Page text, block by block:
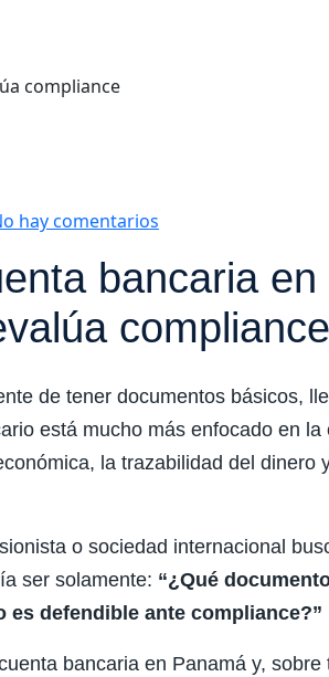
compliance
hay comentarios
bancaria en
compliance
de tener documentos básicos,
está mucho más enfocado en la
la trazabilidad del dinero
o sociedad internacional
ser solamente: “¿Qué
es defendible ante compliance?”
bancaria en Panamá y, sobre